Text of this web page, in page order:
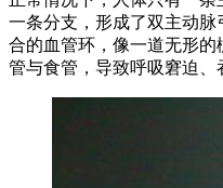
一条分支，形成了双主动
合的血管环，像一道无形
管与食管，导致呼吸窘迫、